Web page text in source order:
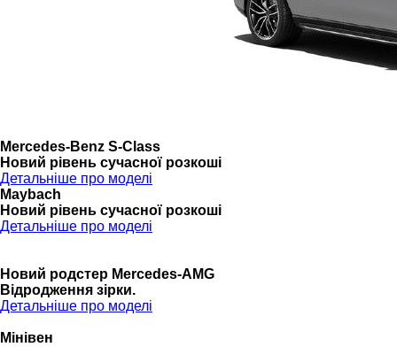
Mercedes-Benz S-Class
Новий рівень сучасної розкоші
Детальніше про моделі
Maybach
Новий рівень сучасної розкоші
Детальніше про моделі
Новий родстер Mercedes-AMG
Відродження зірки.
Детальніше про моделі
Мінівен